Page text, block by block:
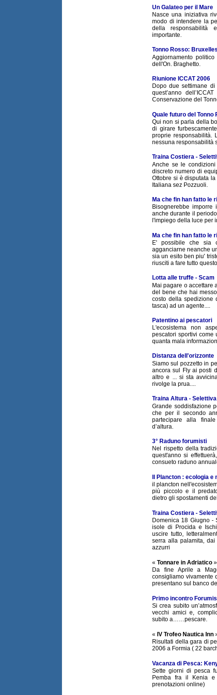
Un Galateo per il Mare
Nasce una iniziativa
modo di intendere la
della responsabilità
importante.
Tonno Rosso:
Aggiornamento
dell'On. Braghetto.
Riunione ICCAT 2006
Dopo due settimane
quest’anno
Conservazione del
Quale futuro del Tonno
Qui non si parla della
di girare
proprie responsabilità.
nessuna responsabilità
Traina Costiera -
Anche se le
discreto numero di
Ottobre si è disputata
Italiana sez Pozzuoli.
Ma che fin han fatto le
Bisognerebbe
anche durante il
l'impiego della luce per
Ma che fin han fatto le
E' possibile che sia
agganciarne neanche
sia un esito ben piu'
riusciti a fare tutto
Lotta alle truffe - Scam
Mai pagare o accettare
del bene che hai
costo della spedizione
tasca) ad un agente....
Patentino ai pescatori
L'ecosistema non
pescatori sportivi come
quanta mala
Distanza dell'orizzonte
Siamo sul pozzetto in
ancora sul Fly ai posti
altro e ... si sta
rivolge la prua....
Traina Altura -
Grande soddisfazione
che per il secondo
partecipare alla
d’altura.
3° Raduno forumisti
Nel rispetto della
quest'anno si
consueto raduno
Il Plancton : ecologia e
il plancton
più piccolo e il
dietro gli spostamenti
Traina Costiera -
Domenica 18 Giugno -
isole di Procida e
uscire tutto,
serra alla palamita,
azzurri
« Tonnare in Adriatico
Da fine Aprile a
consigliamo vivamente
presentano sul banco
Primo incontro
Si crea subito
vecchi amici e,
subito a……pescare.
« IV Trofeo Nautica Inn
Risultati della gara di
2006 a Formia ( 22
Vacanza di Pesca:
Sette giorni di pesca
Pemba fra il Kenia
prenotazioni online)